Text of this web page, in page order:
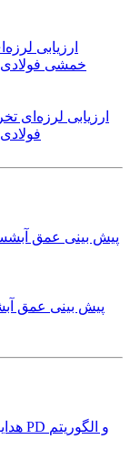
ارزیابی لرزه‌ای
پیش بینی عمق